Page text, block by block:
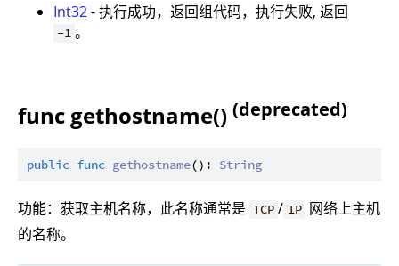
Int32- 执行成功，返回组代码，执行失败, 返回
-1 。
func gethostname() (deprecated)
public func gethostname(): String
功能：获取主机名称，此名称通常是 TCP / IP 网络上主机
的名称。